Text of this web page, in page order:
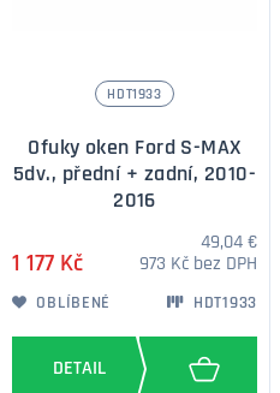
HDT1933
Ofuky oken Ford S-MAX
5dv., přední + zadní, 2010-
2016
1 177 Kč
49,04 €
973 Kč bez DPH
OBLÍBENÉ HDT1933